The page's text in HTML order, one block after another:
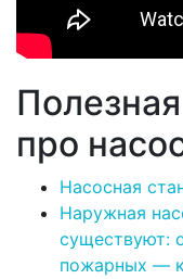
про
Насосная
Наружная
существуют:
пожарных —